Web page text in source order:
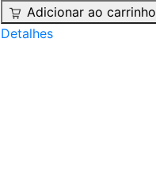
Adicionar ao carrinho
Detalhes